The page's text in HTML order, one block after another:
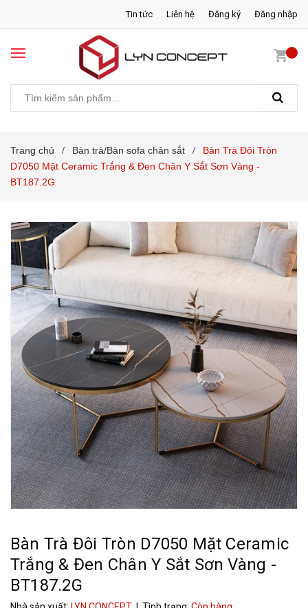
Tin tức Liên hệ Đăng ký Đăng nhập
Trang chủ / Bàn trà/Bàn sofa chân sắt /
Bàn Trà Đôi Tròn
D7050 Mặt Ceramic Trắng & Đen Chân Y Sắt Sơn Vàng -
BT187.2G
Bàn Trà Đôi Tròn D7050 Mặt Ceramic
Trắng & Đen Chân Y Sắt Sơn Vàng -
BT187.2G